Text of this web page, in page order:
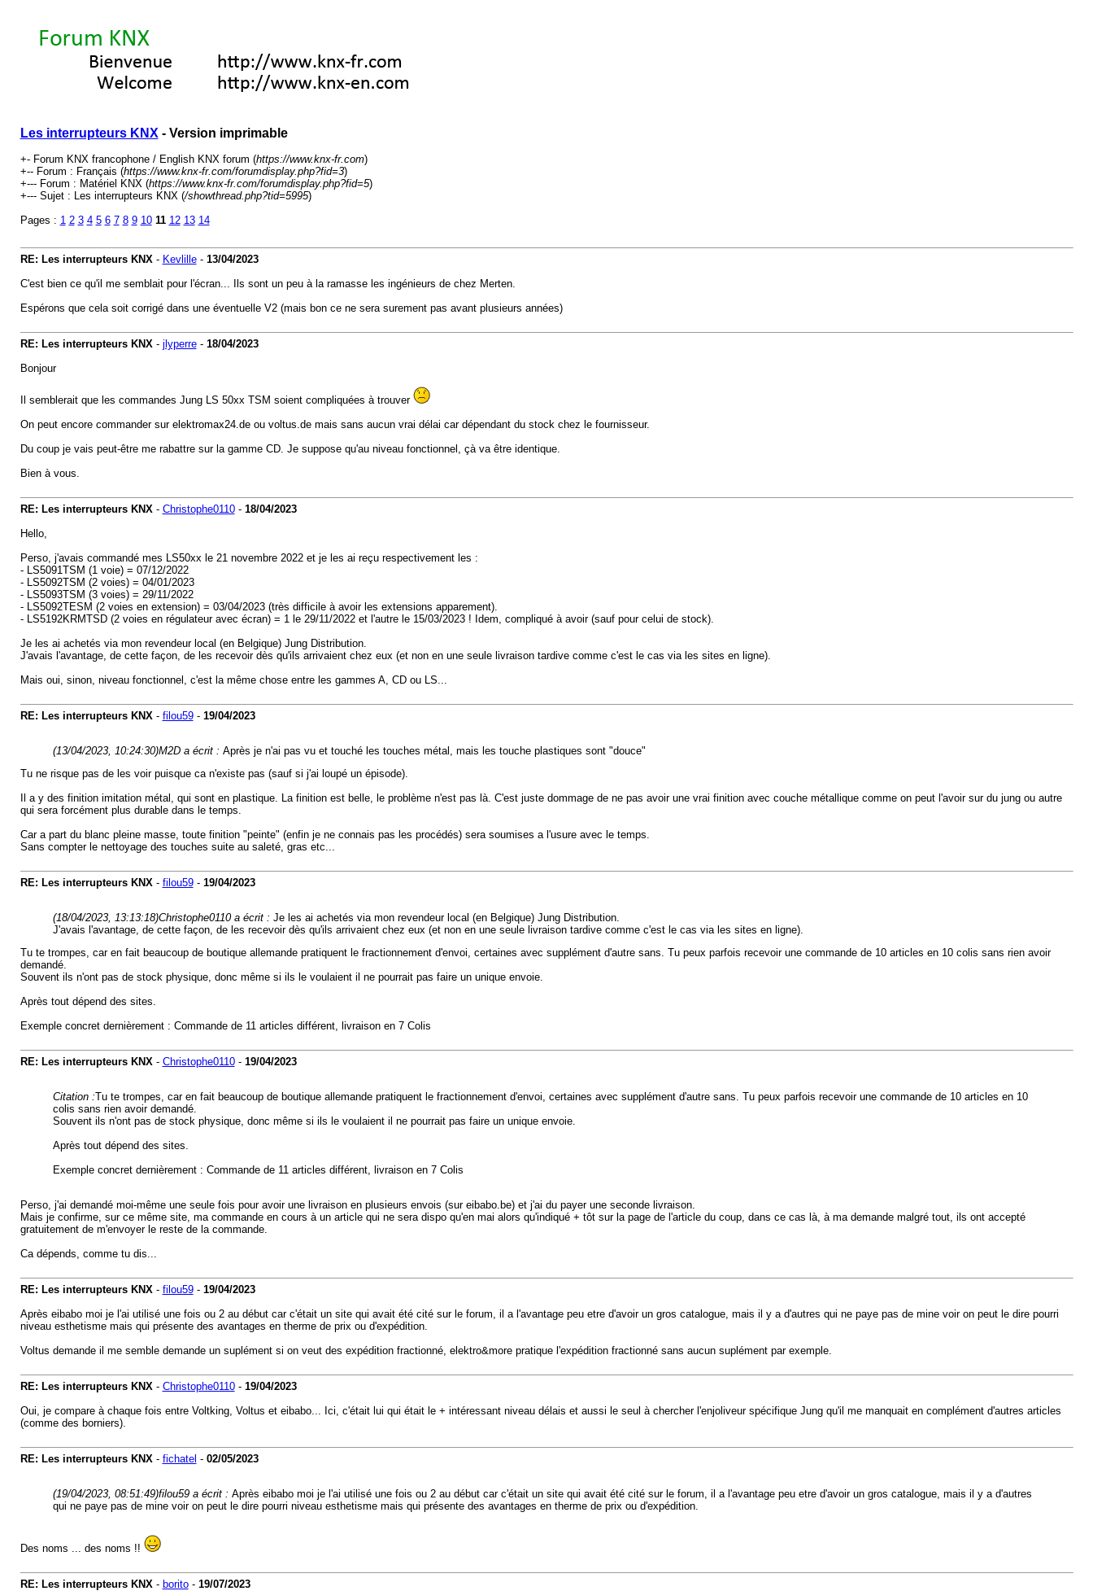
Les interrupteurs KNX - Version imprimable
+- Forum KNX francophone / English KNX forum (https://www.knx-fr.com)
+-- Forum : Français (https://www.knx-fr.com/forumdisplay.php?fid=3)
+--- Forum : Matériel KNX (https://www.knx-fr.com/forumdisplay.php?fid=5)
+--- Sujet : Les interrupteurs KNX (/showthread.php?tid=5995)
Pages : 1 2 3 4 5 6 7 8 9 10 11 12 13 14
RE: Les interrupteurs KNX- Kevlille- 13/04/2023
C'est bien ce qu'il me semblait pour l'écran... Ils sont un peu à la ramasse les ingénieurs de chez Merten.
Espérons que cela soit corrigé dans une éventuelle V2 (mais bon ce ne sera surement pas avant plusieurs années)
RE: Les interrupteurs KNX- jlyperre- 18/04/2023
Bonjour
Il semblerait que les commandes Jung LS 50xx TSM soient compliquées à trouver
On peut encore commander sur elektromax24.de ou voltus.de mais sans aucun vrai délai car dépendant du stock chez le fournisseur.
Du coup je vais peut-être me rabattre sur la gamme CD. Je suppose qu'au niveau fonctionnel, çà va être identique.
Bien à vous.
RE: Les interrupteurs KNX- Christophe0110- 18/04/2023
Hello,
Perso, j'avais commandé mes LS50xx le 21 novembre 2022 et je les ai reçu respectivement les :
- LS5091TSM (1 voie) = 07/12/2022
- LS5092TSM (2 voies) = 04/01/2023
- LS5093TSM (3 voies) = 29/11/2022
- LS5092TESM (2 voies en extension) = 03/04/2023 (très difficile à avoir les extensions apparement).
- LS5192KRMTSD (2 voies en régulateur avec écran) = 1 le 29/11/2022 et l'autre le 15/03/2023 ! Idem, compliqué à avoir (sauf pour celui de stock).
Je les ai achetés via mon revendeur local (en Belgique) Jung Distribution.
J'avais l'avantage, de cette façon, de les recevoir dès qu'ils arrivaient chez eux (et non en une seule livraison tardive comme c'est le cas via les sites en ligne).
Mais oui, sinon, niveau fonctionnel, c'est la même chose entre les gammes A, CD ou LS...
RE: Les interrupteurs KNX- filou59- 19/04/2023
(13/04/2023, 10:24:30)M2D a écrit : Après je n'ai pas vu et touché les touches métal, mais les touche plastiques sont "douce"
Tu ne risque pas de les voir puisque ca n'existe pas (sauf si j'ai loupé un épisode).
Il a y des finition imitation métal, qui sont en plastique. La finition est belle, le problème n'est pas là. C'est juste dommage de ne pas avoir une vrai finition avec couche métallique comme on peut l'avoir sur du jung ou autre
qui sera forcément plus durable dans le temps.
Car a part du blanc pleine masse, toute finition "peinte" (enfin je ne connais pas les procédés) sera soumises a l'usure avec le temps.
Sans compter le nettoyage des touches suite au saleté, gras etc...
RE: Les interrupteurs KNX- filou59- 19/04/2023
(18/04/2023, 13:13:18)Christophe0110 a écrit : Je les ai achetés via mon revendeur local (en Belgique) Jung Distribution.
J'avais l'avantage, de cette façon, de les recevoir dès qu'ils arrivaient chez eux (et non en une seule livraison tardive comme c'est le cas via les sites en ligne).
Tu te trompes, car en fait beaucoup de boutique allemande pratiquent le fractionnement d'envoi, certaines avec supplément d'autre sans. Tu peux parfois recevoir une commande de 10 articles en 10 colis sans rien avoir
demandé.
Souvent ils n'ont pas de stock physique, donc même si ils le voulaient il ne pourrait pas faire un unique envoie.
Après tout dépend des sites.
Exemple concret dernièrement : Commande de 11 articles différent, livraison en 7 Colis
RE: Les interrupteurs KNX- Christophe0110- 19/04/2023
Citation :Tu te trompes, car en fait beaucoup de boutique allemande pratiquent le fractionnement d'envoi, certaines avec supplément d'autre sans. Tu peux parfois recevoir une commande de 10 articles en 10
colis sans rien avoir demandé.
Souvent ils n'ont pas de stock physique, donc même si ils le voulaient il ne pourrait pas faire un unique envoie.
Après tout dépend des sites.
Exemple concret dernièrement : Commande de 11 articles différent, livraison en 7 Colis
Perso, j'ai demandé moi-même une seule fois pour avoir une livraison en plusieurs envois (sur eibabo.be) et j'ai du payer une seconde livraison.
Mais je confirme, sur ce même site, ma commande en cours à un article qui ne sera dispo qu'en mai alors qu'indiqué + tôt sur la page de l'article du coup, dans ce cas là, à ma demande malgré tout, ils ont accepté
gratuitement de m'envoyer le reste de la commande.
Ca dépends, comme tu dis...
RE: Les interrupteurs KNX- filou59- 19/04/2023
Après eibabo moi je l'ai utilisé une fois ou 2 au début car c'était un site qui avait été cité sur le forum, il a l'avantage peu etre d'avoir un gros catalogue, mais il y a d'autres qui ne paye pas de mine voir on peut le dire pourri
niveau esthetisme mais qui présente des avantages en therme de prix ou d'expédition.
Voltus demande il me semble demande un suplément si on veut des expédition fractionné, elektro&more pratique l'expédition fractionné sans aucun suplément par exemple.
RE: Les interrupteurs KNX- Christophe0110- 19/04/2023
Oui, je compare à chaque fois entre Voltking, Voltus et eibabo... Ici, c'était lui qui était le + intéressant niveau délais et aussi le seul à chercher l'enjoliveur spécifique Jung qu'il me manquait en complément d'autres articles
(comme des borniers).
RE: Les interrupteurs KNX- fichatel - 02/05/2023
(19/04/2023, 08:51:49)filou59 a écrit : Après eibabo moi je l'ai utilisé une fois ou 2 au début car c'était un site qui avait été cité sur le forum, il a l'avantage peu etre d'avoir un gros catalogue, mais il y a d'autres
qui ne paye pas de mine voir on peut le dire pourri niveau esthetisme mais qui présente des avantages en therme de prix ou d'expédition.
Des noms ... des noms !!
RE: Les interrupteurs KNX- borito- 19/07/2023